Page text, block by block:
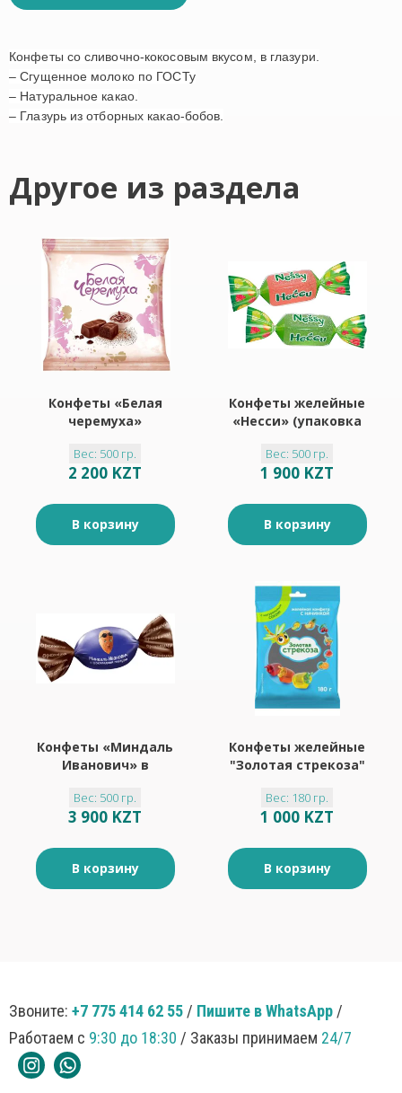
Конфеты со сливочно-кокосовым вкусом, в глазури.
– Сгущенное молоко по ГОСТу
– Натуральное какао.
– Глазурь из отборных какао-бобов.
Другое из раздела
Конфеты «Белая
черемуха»
Вес: 500 гр.
2 200 KZT
В корзину
Конфеты желейные
«Несси» (упаковка
Вес: 500 гр.
1 900 KZT
В корзину
Конфеты «Миндаль
Иванович» в
глазури
«Ореховичи»
Вес: 500 гр.
3 900 KZT
В корзину
Конфеты желейные
"Золотая стрекоза"
Вес: 180 гр.
1 000 KZT
В корзину
Звоните: +7 775 414 62 55 / Пишите в WhatsApp /
Работаем с 9:30 до 18:30 / Заказы принимаем 24/7